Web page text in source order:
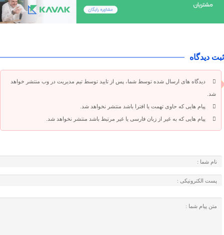
ثبت دیدگاه
دیدگاه های ارسال شده توسط شما، پس از تایید توسط تیم مدیریت در وب منتشر خواهد
شد.
پیام هایی که حاوی تهمت یا افترا باشد منتشر نخواهد شد.
پیام هایی که به غیر از زبان فارسی یا غیر مرتبط باشد منتشر نخواهد شد.